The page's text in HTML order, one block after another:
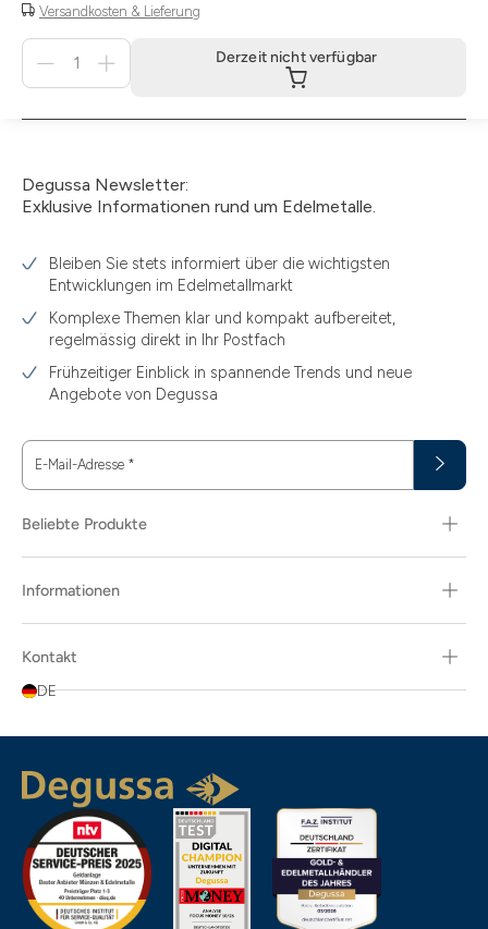
Versandkosten & Lieferung
Derzeit
verfügbar
Derzeit nicht verfügbar
Degussa Newsletter:
Exklusive Informationen rund um Edelmetalle.
Bleiben Sie stets informiert über die wichtigsten
Entwicklungen im Edelmetallmarkt
Komplexe Themen klar und kompakt aufbereitet,
regelmässig direkt in Ihr Postfach
Frühzeitiger Einblick in spannende Trends und neue
Angebote von Degussa
E-Mail-Adresse *
Beliebte Produkte
Informationen
Kontakt
DE